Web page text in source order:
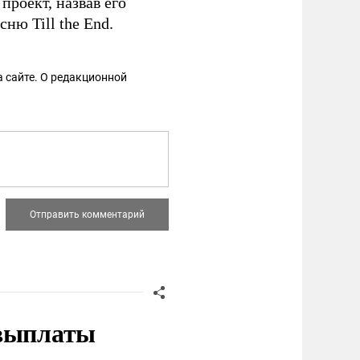
Till the End.
сайте. О редакционной